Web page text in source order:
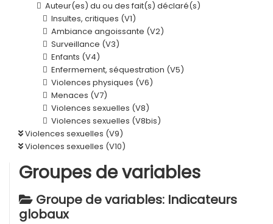
Auteur(es) du ou des fait(s) déclaré(s)
Insultes, critiques (V1)
Ambiance angoissante (V2)
Surveillance (V3)
Enfants (V4)
Enfermement, séquestration (V5)
Violences physiques (V6)
Menaces (V7)
Violences sexuelles (V8)
Violences sexuelles (V8bis)
Violences sexuelles (V9)
Violences sexuelles (V10)
Groupes de variables
Groupe de variables: Indicateurs
globaux